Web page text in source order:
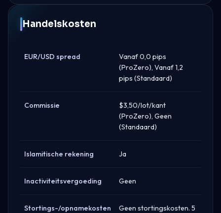
Handelskosten
EUR/USD spread
Vanaf 0,0 pips
(ProZero), Vanaf 1,2
pips (Standaard)
Commissie
$3,50/lot/kant
(ProZero), Geen
(Standaard)
Islamitische rekening Ja
Inactiviteitsvergoeding Geen
Stortings-/opnamekosten
Geen stortingskosten. 5